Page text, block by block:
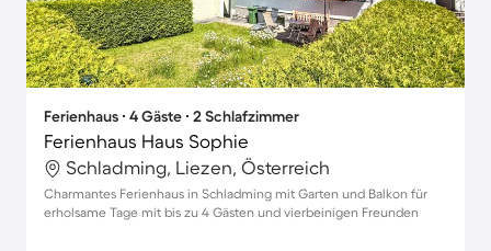
Ferienhaus ∙ 4 Gäste ∙ 2 Schlafzimmer
Ferienhaus Haus Sophie
Schladming, Liezen, Österreich
Charmantes Ferienhaus in Schladming mit Garten und Balkon für
erholsame Tage mit bis zu 4 Gästen und vierbeinigen Freunden